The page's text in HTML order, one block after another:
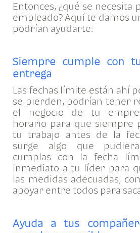
Entonces, ¿qué se necesita
empleado? Aquí te damos
podrían ayudarte:
Siempre cumple con
entrega
Las fechas límite están ahí
se pierden, podrían tener
el negocio de tu
horario para que siempre
tu trabajo antes de la
surge algo que
cumplas con la fecha
inmediato a tu líder para
las medidas adecuadas,
apoyar entre todos para
Ayuda a tus